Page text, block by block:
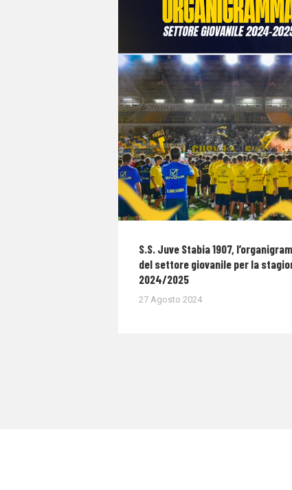
S.S. Juve Stabia 1907,
del settore giovanile per la
2024/2025
27 Agosto 2024